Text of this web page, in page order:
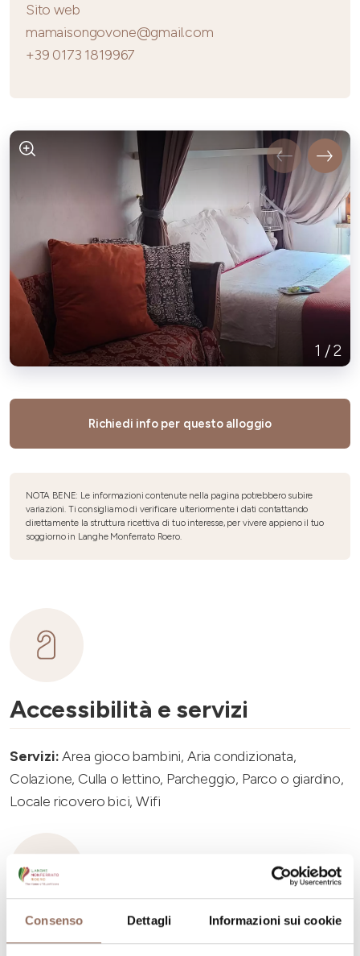
Consenso Dettagli Informazioni sui cookie
Sito web
mamaisongovone@gmail.com
+39 0173 1819967
1 /2
Richiedi info per questo alloggio
NOTA BENE: Le informazioni contenute nella pagina potrebbero subire
variazioni. Ti consigliamo di verificare ulteriormente i dati contattando
direttamente la struttura ricettiva di tuo interesse, per vivere appieno il tuo
soggiorno in Langhe Monferrato Roero.
Accessibilità e servizi
Servizi:Area gioco bambini, Aria condizionata,
Colazione, Culla o lettino, Parcheggio, Parco o giardino,
Locale ricovero bici, Wifi
Capacità ricettiva